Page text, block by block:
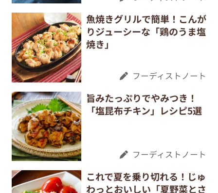
魚焼きグリルで簡単！こんが
りジューシーな「鶏のうま塩
焼き」
フーディストノート
旨みたっぷりでやみつき！
「塩昆布チキン」レシピ5選
フーディストノート
これで夏を乗り切れる！じゅ
わっとおいしい「夏野菜とさ